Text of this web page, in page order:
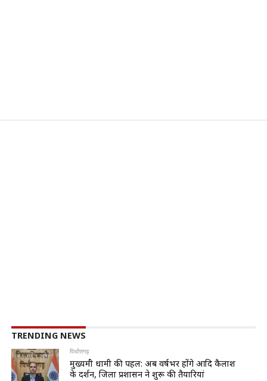
TRENDING NEWS
पिथौरागढ़
मुख्यमंत्री धामी की पहल: अब वर्षभर होंगे आदि कैलाश
के दर्शन, जिला प्रशासन ने शुरू की तैयारियां